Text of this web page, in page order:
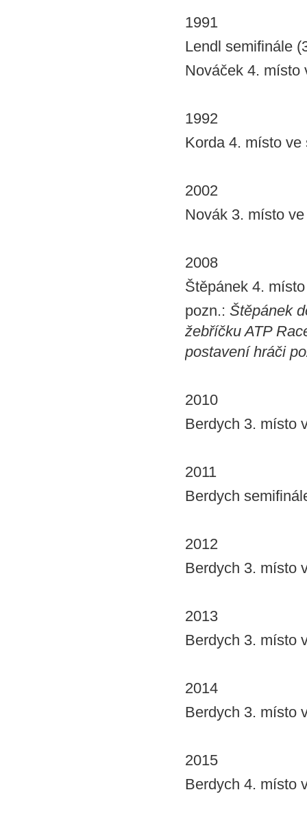
1991
Lendl semifinále
Nováček 4. místo
1992
Korda 4. místo ve
2002
Novák 3. místo
2008
Štěpánek 4.
pozn.: Štěpánek
žebříčku ATP
postavení hráči
2010
Berdych 3. místo
2011
Berdych
2012
Berdych 3. místo
2013
Berdych 3. místo
2014
Berdych 3. místo
2015
Berdych 4. místo